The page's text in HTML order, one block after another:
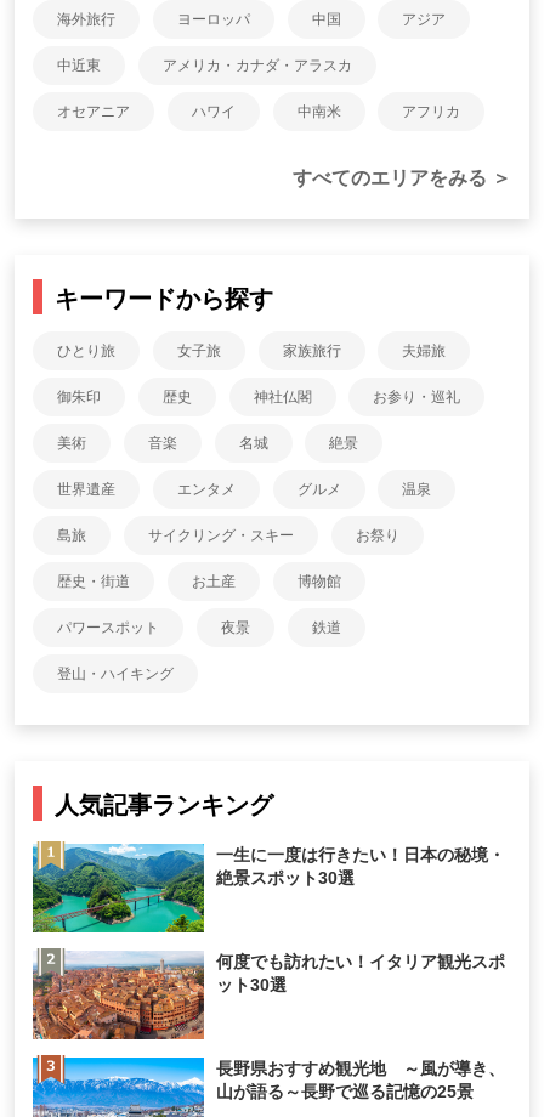
海外旅行 ヨーロッパ 中国 アジア
中近東 アメリカ・カナダ・アラスカ
オセアニア ハワイ 中南米 アフリカ
すべてのエリアをみる ＞
キーワードから探す
ひとり旅 女子旅 家族旅行 夫婦旅
御朱印 歴史 神社仏閣 お参り・巡礼
美術 音楽 名城 絶景
世界遺産 エンタメ グルメ 温泉
島旅 サイクリング・スキー お祭り
歴史・街道 お土産 博物館
パワースポット 夜景 鉄道
登山・ハイキング
人気記事ランキング
一生に一度は行きたい！日本の秘境・
絶景スポット30選
何度でも訪れたい！イタリア観光スポ
ット30選
長野県おすすめ観光地 ～風が導き、
山が語る～長野で巡る記憶の25景